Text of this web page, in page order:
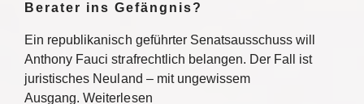
Berater ins Gefängnis?
Ein republikanisch geführter Senatsausschuss will
Anthony Fauci strafrechtlich belangen. Der Fall ist
juristisches Neuland – mit ungewissem
Ausgang. Weiterlesen